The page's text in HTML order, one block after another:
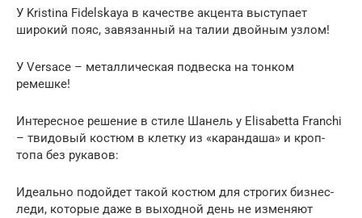
У Kristina Fidelskaya в качестве акцента выступает
широкий пояс, завязанный на талии двойным узлом!
У Versace – металлическая подвеска на тонком
ремешке!
Интересное решение в стиле Шанель у Elisabetta Franchi
– твидовый костюм в клетку из «карандаша» и кроп-
топа без рукавов:
Идеально подойдет такой костюм для строгих бизнес-
леди, которые даже в выходной день не изменяют